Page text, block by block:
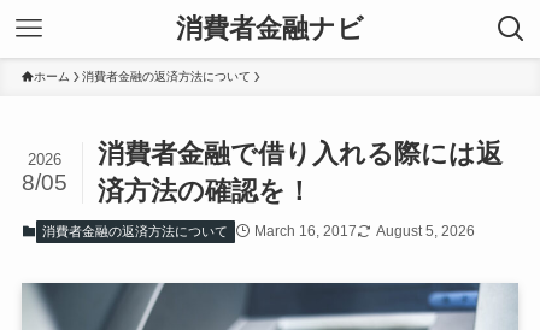
消費者金融ナビ
ホーム 消費者金融の返済方法について
消費者金融で借り入れる際には返
済方法の確認を！
2026
8/05
消費者金融の返済方法について March 16, 2017 August 5, 2026